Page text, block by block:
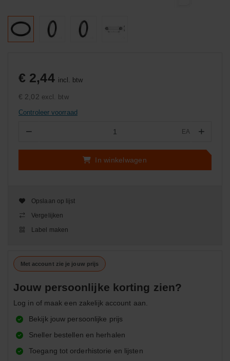
€ 2,44 incl. btw
€ 2,02 excl. btw
Controleer voorraad
− EA +
In winkelwagen
Opslaan op lijst
Vergelijken
Label maken
Met account zie je jouw prijs
Jouw persoonlijke korting zien?
Log in of maak een zakelijk account aan.
Bekijk jouw persoonlijke prijs
Sneller bestellen en herhalen
Toegang tot orderhistorie en lijsten